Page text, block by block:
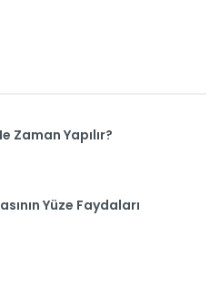
Zaman Yapılır?
Yüze Faydaları